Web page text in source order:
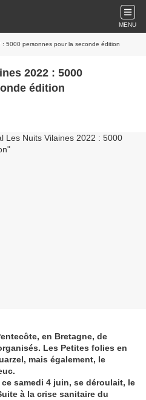
MENU
5000 personnes pour la seconde édition
2022 : 5000
édition
en Bretagne, de
Les Petites folies en
mais également, le
samedi 4 juin, se déroulait, le
à la crise sanitaire du